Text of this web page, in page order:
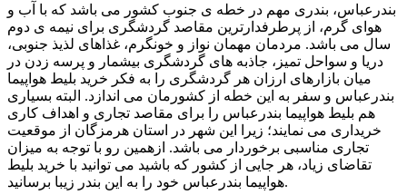
بندرعباس، بندری مهم در خطه ی جنوب کشور می باشد که با آب و
هوای گرم، از پرطرفدارترین مقاصد گردشگری برای نیمه ی دوم
سال می باشد. مردمان مهمان نواز و خونگرم، غذاهای لذیذ جنوبی،
دریا و سواحل تمیز، جاذبه های گردشگری بیشمار و پرسه زدن در
میان بازارهای ارزان هر گردشگری را به فکر خرید بلیط هواپیما
بندرعباس و سفر به این خطه از کشورمان می اندازد. البته بسیاری
هم بلیط هواپیما بندرعباس را برای مقاصد تجاری و اهداف کاری
خریداری می نمایند؛ زیرا این شهر در استان هرمزگان از موقعیت
تجاری مناسبی برخوردار می باشد. ازهمین رو با توجه به میزان
تقاضای زیاد، هر جایی از کشور که باشید می توانید با خرید بلیط
هواپیما بندرعباس خود را به این بندر زیبا برسانید.